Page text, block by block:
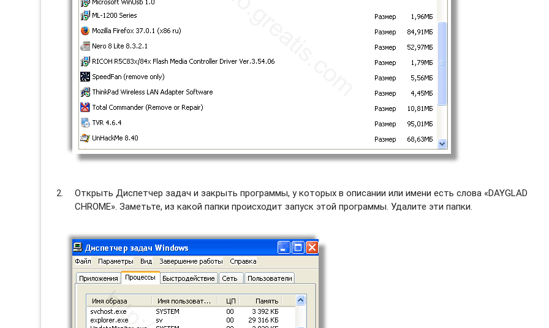
Открыть Диспетчер задач и закрыть программы, у которых в описании или имени есть слова «DAYGLAD
CHROME». Заметьте, из какой папки происходит запуск этой программы. Удалите эти папки.